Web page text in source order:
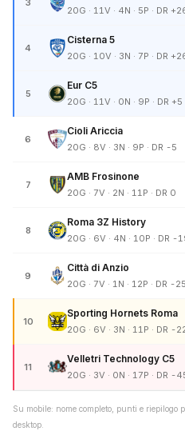
3
20G · 11V · 4N · 5P · DR
4
Cisterna 5
20G · 10V · 3N · 7P · DR
5
Eur C5
20G · 11V · 0N · 9P · DR +5
6
Cioli Ariccia
20G · 8V · 3N · 9P · DR -5
7
AMB Frosinone
20G · 7V · 2N · 11P · DR 0
8
Roma 3Z History
20G · 6V · 4N · 10P · DR -
9
Città di Anzio
20G · 7V · 1N · 12P · DR -25
10
Sporting Hornets Roma
20G · 6V · 3N · 11P · DR -
11
Velletri Technology C5
20G · 3V · 0N · 17P · DR -
Su mobile: nome completo, punti e riepilogo
desktop.